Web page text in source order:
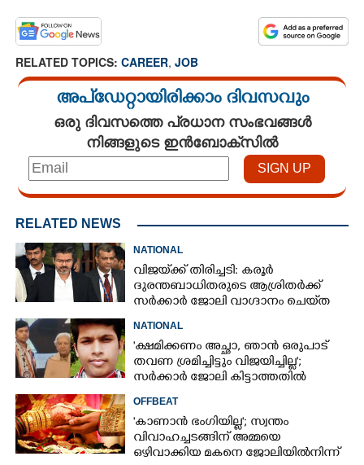
RELATED TOPICS: CAREER, JOB
അപ്ഡേറ്റായിരിക്കാം ദിവസവും
ഒരു ദിവസത്തെ പ്രധാന സംഭവങ്ങൾ
നിങ്ങളുടെ ഇൻബോക്സിൽ
RELATED NEWS
NATIONAL
വിജയ്‌ക്ക് തിരിച്ചടി: കരൂർ
ദുരന്തബാധിതരുടെ ആശ്രിതർക്ക്
സർക്കാർ ജോലി വാഗ്ദാനം ചെയ്‌ത
NATIONAL
'ക്ഷമിക്കണം അച്ഛാ, ‌ഞാൻ ഒരുപാട്
തവണ ശ്രമിച്ചിട്ടും വിജയിച്ചില്ല';
സർക്കാർ ജോലി കിട്ടാത്തതിൽ
OFFBEAT
'കാണാൻ ഭംഗിയില്ല'; സ്വന്തം
വിവാഹച്ചടങ്ങിന് അമ്മയെ
ഒഴിവാക്കിയ മകനെ ജോലിയിൽനിന്ന്